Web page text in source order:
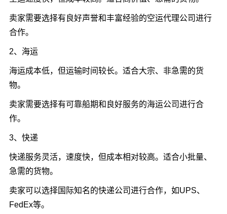
卖家需要选择有良好声誉和丰富经验的空运代理公司进行
合作。
2、海运
海运成本低，但运输时间较长。适合大宗、非急需的货
物。
卖家需要选择有可靠船期和良好服务的海运公司进行合
作。
3、快递
快递服务灵活，速度快，但成本相对较高。适合小批量、
急需的货物。
卖家可以选择国际知名的快递公司进行合作，如UPS、
FedEx等。